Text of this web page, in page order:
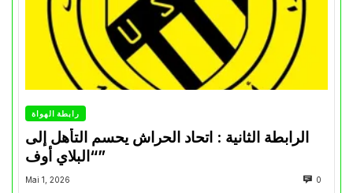
رابطة الهواة
الرابطة الثانية : اتحاد الحراش يحسم التأهل إلى
“البلاي أوف”
Mai 1, 2026 0